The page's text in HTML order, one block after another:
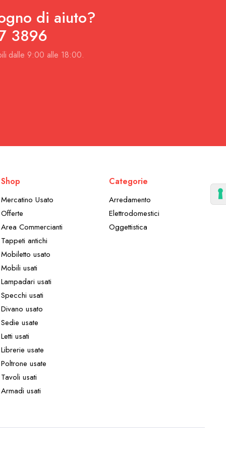
di aiuto?
3896
dalle 9:00 alle 18:00.
Shop
Mercatino Usato
Offerte
Area Commercianti
Tappeti antichi
Mobiletto usato
Mobili usati
Lampadari usati
Specchi usati
Divano usato
Sedie usate
Letti usati
Librerie usate
Poltrone usate
Tavoli usati
Armadi usati
Categorie
Arredamento
Elettrodomestici
Oggettistica